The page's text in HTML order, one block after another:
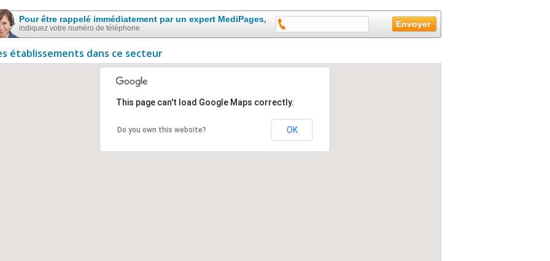
Pour être rappelé immédiatement par un expert MediPages,
indiquez votre numéro de téléphone
établissements dans ce secteur
This page can't load Google Maps correctly.
Do you own this website? OK